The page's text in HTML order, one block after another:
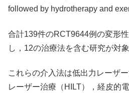
followed by hydrotherapy and
合計139件のRCT9644例の変形
し，12の治療法を含む研究が対
これらの介入法は低出力レーザ
レーザー治療（HILT），経皮的